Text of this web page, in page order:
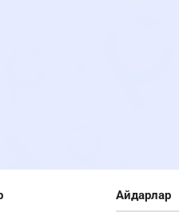
Айдарлар